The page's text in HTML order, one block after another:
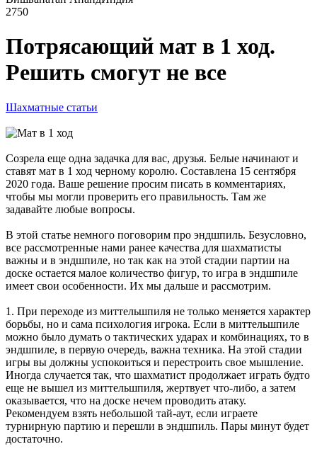
2750
Потрясающий мат в 1 ход.
Решить смогут не все
Шахматные статьи
Созрела еще одна задачка для вас, друзья. Белые начинают и
ставят мат в 1 ход черному королю. Составлена 15 сентября
2020 года. Ваше решение просим писать в комментариях,
чтобы мы могли проверить его правильность. Там же
задавайте любые вопросы.
В этой статье немного поговорим про эндшпиль. Безусловно,
все рассмотренные нами ранее качества для шахматисты
важны и в эндшпиле, но так как на этой стадии партии на
доске остается малое количество фигур, то игра в эндшпиле
имеет свои особенности. Их мы дальше и рассмотрим.
1. При переходе из миттельшпиля не только меняется характер
борьбы, но и сама психология игрока. Если в миттельшпиле
можно было думать о тактических ударах и комбинациях, то в
эндшпиле, в первую очередь, важна техника. На этой стадии
игры вы должны успокоиться и перестроить свое мышление.
Иногда случается так, что шахматист продолжает играть будто
еще не вышел из миттельшпиля, жертвует что-либо, а затем
оказывается, что на доске нечем проводить атаку.
Рекомендуем взять небольшой тай-аут, если играете
турнирную партию и перешли в эндшпиль. Пары минут будет
достаточно.